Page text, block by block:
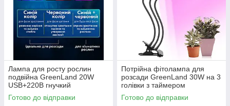
Лампа для росту рослин
подвійна GreenLand 20W
USB+220В гнучкий
фітосвітильник з таймером,
Gp
Готово до відправки
Потрійна фітолампа для
розсади GreenLand 30W на 3
голівки з таймером
USB+220В, Gp
Готово до відправки